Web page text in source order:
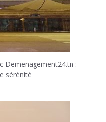
Demenagement24.tn :
sérénité